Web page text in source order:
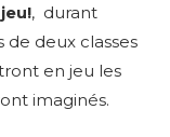
, durant
deux classes
en jeu les
imaginés.